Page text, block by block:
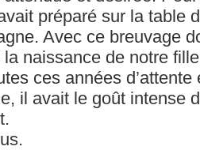
préparé sur la table
Avec ce breuvage
la naissance de notre
ces années d’attente
il avait le goût intense